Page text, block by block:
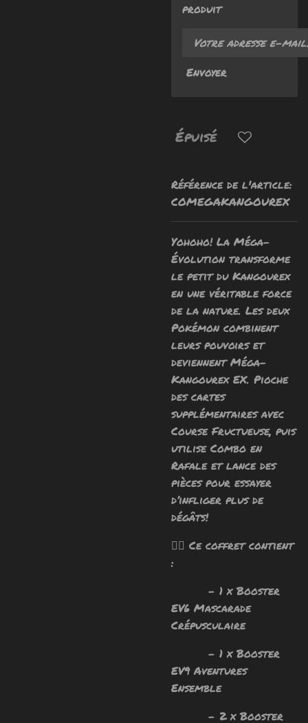
produit
Envoyer
Épuisé
Référence de l'article:
COMEGAKANGOUREX
Yohoho! La Méga-
Évolution transforme
le petit du Kangourex
en une véritable force
de la nature. Les deux
Pokémon combinent
leurs pouvoirs et
deviennent Méga-
Kangourex EX. Pioche
des cartes
supplémentaires avec
Course Fructueuse, puis
utilise Combo en
Rafale et lance des
pièces pour essayer
d’infliger plus de
dégâts!
🧙‍♂️ Ce coffret contient
:
- 1 x Booster
EV6 Mascarade
Crépusculaire
- 1 x Booster
EV9 Aventures
Ensemble
- 2 x Booster